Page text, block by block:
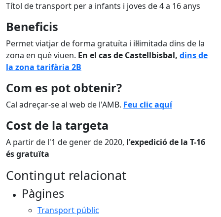
Títol de transport per a infants i joves de 4 a 16 anys
Beneficis
Permet viatjar de forma gratuïta i il·limitada dins de la
zona en què viuen. En el cas de Castellbisbal, dins de
la zona tarifària 2B
Com es pot obtenir?
Cal adreçar-se al web de l'AMB. Feu clic aquí
Cost de la targeta
A partir de l'1 de gener de 2020, l'expedició de la T-16
és gratuïta
Contingut relacionat
Pàgines
Transport públic